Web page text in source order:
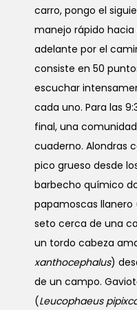
carro, pongo el
manejo rápido
adelante por el
consiste en 50
escuchar
cada uno. Para las
final, una
cuaderno. Alondras
pico grueso desde
barbecho químico
papamoscas llanero
seto cerca de una
un tordo cabeza
xanthocephalus)
de un campo.
(Leucophaeus